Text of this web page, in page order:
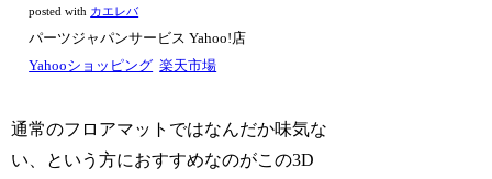
posted with カエレバ
パーツジャパンサービス Yahoo!店
Yahooショッピング 楽天市場
通常のフロアマットではなんだか味気な
い、という方におすすめなのがこの3D